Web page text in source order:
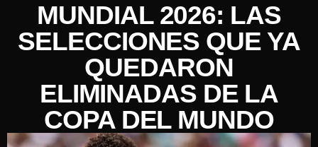
MUNDIAL 2026: LAS
SELECCIONES QUE YA
QUEDARON
ELIMINADAS DE LA
COPA DEL MUNDO